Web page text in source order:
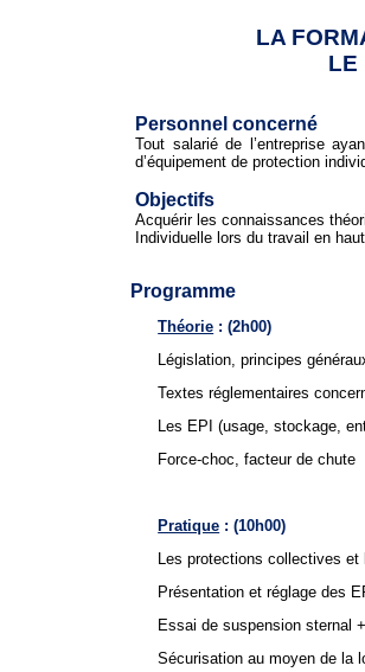
LA
LE
Personnel concerné
Tout salarié de l’entreprise
d’équipement de protection
Objectifs
Acquérir les connaissances
Individuelle lors du travail en
Programme
Théorie : (2h00)
Législation, principes
Textes réglementaires
Les EPI (usage, stockage,
Force-choc, facteur de chute
Pratique : (10h00)
Les protections collectives et
Présentation et réglage des
Essai de suspension sternal
Sécurisation au moyen de la